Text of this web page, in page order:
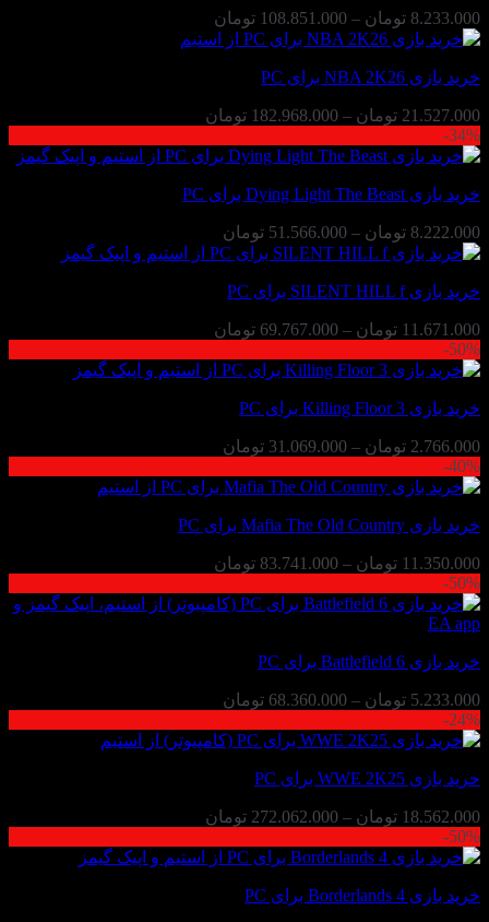
8.233.000 تومان –
108.851.000 تومان
قیمت:
خرید بازی NBA 2K26 برای PC
21.527.000 تومان –
182.968.000 تومان
21.527.000 تومان
182.968.000 تومان
34%-
خرید بازی Dying Light The Beast برای PC
8.222.000 تومان –
51.566.000 تومان
قیمت:
خرید بازی SILENT HILL f برای PC
11.671.000 تومان –
69.767.000 تومان
11.671.000 تومان
50%-
خرید بازی Killing Floor 3 برای PC
2.766.000 تومان –
31.069.000 تومان
2.766.000 تومان
31.069.000 تومان
40%-
خرید بازی Mafia The Old Country برای PC
11.350.000 تومان –
83.741.000 تومان
11.350.000 تومان
50%-
خرید بازی Battlefield 6 برای PC
5.233.000 تومان –
68.360.000 تومان
5.233.000 تومان
24%-
خرید بازی WWE 2K25 برای PC
18.562.000 تومان –
272.062.000 تومان
18.562.000 تومان
50%-
خرید بازی Borderlands 4 برای PC